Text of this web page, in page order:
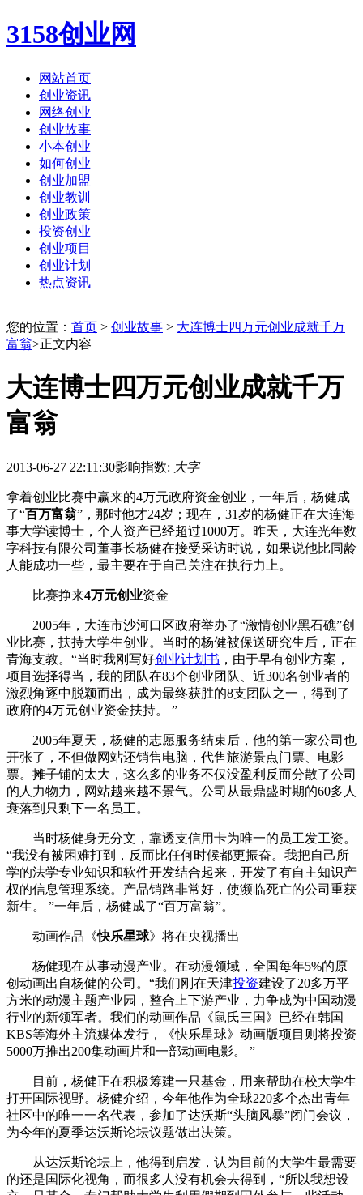
3158创业网
网站首页
创业资讯
网络创业
创业故事
小本创业
如何创业
创业加盟
创业教训
创业政策
投资创业
创业项目
创业计划
热点资讯
您的位置： 首页 > 创业故事 > 大连博士四万元创业成就千万
富翁>正文内容
大连博士四万元创业成就千万
富翁
2013-06-27 22:11:30影响指数: 大字
拿着创业比赛中赢来的4万元政府资金创业，一年后，杨健成
了“百万富翁”，那时他才24岁；现在，31岁的杨健正在大连海
事大学读博士，个人资产已经超过1000万。昨天，大连光年数
字科技有限公司董事长杨健在接受采访时说，如果说他比同龄
人能成功一些，最主要在于自己关注在执行力上。
比赛挣来4万元创业资金
2005年，大连市沙河口区政府举办了“激情创业黑石礁”创
业比赛，扶持大学生创业。当时的杨健被保送研究生后，正在
青海支教。“当时我刚写好创业计划书 ，由于早有创业方案，
项目选择得当，我的团队在83个创业团队、近300名创业者的
激烈角逐中脱颖而出，成为最终获胜的8支团队之一，得到了
政府的4万元创业资金扶持。 ”
2005年夏天，杨健的志愿服务结束后，他的第一家公司也
开张了，不但做网站还销售电脑，代售旅游景点门票、电影
票。摊子铺的太大，这么多的业务不仅没盈利反而分散了公司
的人力物力，网站越来越不景气。公司从最鼎盛时期的60多人
衰落到只剩下一名员工。
当时杨健身无分文，靠透支信用卡为唯一的员工发工资。
“我没有被困难打到，反而比任何时候都更振奋。我把自己所
学的法学专业知识和软件开发结合起来，开发了有自主知识产
权的信息管理系统。产品销路非常好，使濒临死亡的公司重获
新生。 ”一年后，杨健成了“百万富翁”。
动画作品《快乐星球》将在央视播出
杨健现在从事动漫产业。在动漫领域，全国每年5%的原
创动画出自杨健的公司。“我们刚在天津投资建设了20多万平
方米的动漫主题产业园，整合上下游产业，力争成为中国动漫
行业的新领军者。我们的动画作品《鼠氏三国》已经在韩国
KBS等海外主流媒体发行，《快乐星球》动画版项目则将投资
5000万推出200集动画片和一部动画电影。 ”
目前，杨健正在积极筹建一只基金，用来帮助在校大学生
打开国际视野。杨健介绍，今年他作为全球220多个杰出青年
社区中的唯一一名代表，参加了达沃斯“头脑风暴”闭门会议，
为今年的夏季达沃斯论坛议题做出决策。
从达沃斯论坛上，他得到启发，认为目前的大学生最需要
的还是国际化视角，而很多人没有机会去得到，“所以我想设